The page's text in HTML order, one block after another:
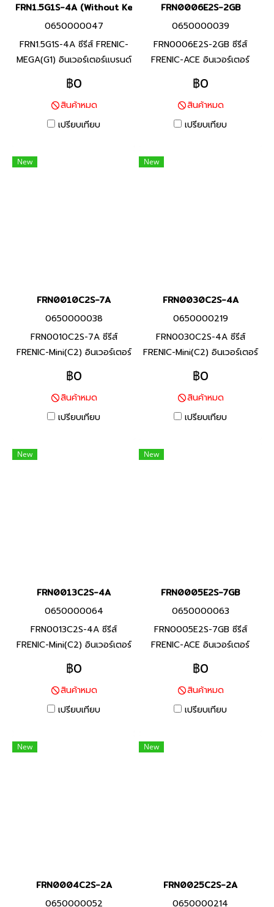
FRN1.5G1S-4A (Without Keypad)
0650000047
FRN1.5G1S-4A ซีรีส์ FRENIC-
MEGA(G1) อินเวอร์เตอร์แบรนด์
ฟูจิ อิเลคทริค สินค้าแบรนด์
ญี่ปุ่น พิกัดกำลัง 1.5 กิโลวัตต์
อินเวอร์เตอร์หลากหลายฟังก์ชัน
ที่มีประสิทธิภาพสูง ที่ได้พัฒนา
งาน และฟังก์ชันสำหรับรองรับ
฿0
สินค้าหมด
เปรียบเทียบ
FRN0006E2S-2GB
0650000039
FRN0006E2S-2GB ซีรีส์
FRENIC-ACE อินเวอร์เตอร์
แบรนด์ฟูจิ อิเลคทริค สินค้า
แบรนด์ญี่ปุ่น พิกัดกำลัง 0.75
กิโลวัตต์(HHD), 1.1 กิโล
วัตต์(HND) อินเวอร์เตอร์ที่มี
ที่เหมาะสมสำหรับการใช้งานที่
฿0
สินค้าหมด
เปรียบเทียบ
New
FRN0010C2S-7A
0650000038
FRN0010C2S-7A ซีรีส์
FRENIC-Mini(C2) อินเวอร์เตอร์
แบรนด์ฟูจิ อิเลคทริค สินค้า
แบรนด์ญี่ปุ่น พิกัดกำลัง 1.5
กิโลวัตต์ FRENIC-Mini ยกระดับ
ประสิทธิภาพของเครื่องจักร และ
พัดลม / งานมอเตอร์ปั๊ม / งาน
฿0
สินค้าหมด
เปรียบเทียบ
New
FRN0030C2S-4A
0650000219
FRN0030C2S-4A ซีรีส์
FRENIC-Mini(C2) อินเวอร์เตอร์
แบรนด์ฟูจิ อิเลคทริค สินค้า
แบรนด์ญี่ปุ่น พิกัดกำลัง 15 กิโล
วัตต์ FRENIC-Mini ยกระดับ
ประสิทธิภาพของเครื่องจักร และ
พัดลม / งานมอเตอร์ปั๊ม / งาน
฿0
สินค้าหมด
เปรียบเทียบ
New
FRN0013C2S-4A
0650000064
FRN0013C2S-4A ซีรีส์
FRENIC-Mini(C2) อินเวอร์เตอร์
แบรนด์ฟูจิ อิเลคทริค สินค้า
แบรนด์ญี่ปุ่น พิกัดกำลัง 5.5
กิโลวัตต์ FRENIC-Mini ยกระดับ
ประสิทธิภาพของเครื่องจักร และ
พัดลม / งานมอเตอร์ปั๊ม / งาน
฿0
สินค้าหมด
เปรียบเทียบ
New
FRN0005E2S-7GB
0650000063
FRN0005E2S-7GB ซีรีส์
FRENIC-ACE อินเวอร์เตอร์
แบรนด์ฟูจิ อิเลคทริค สินค้า
แบรนด์ญี่ปุ่น พิกัดกำลัง 0.75
กิโลวัตต์ อินเวอร์เตอร์ที่มี
คุณสมบัติครบถ้วน และรักษา
หลากหลายสำหรับเครื่องจักร
฿0
สินค้าหมด
เปรียบเทียบ
New
FRN0004C2S-2A
0650000052
New
FRN0025C2S-2A
0650000214